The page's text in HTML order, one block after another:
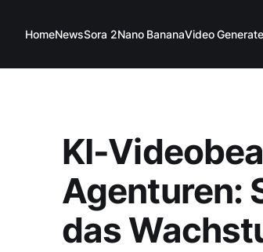
HomeNewsSora 2Nano BananaVideo
KI-
Agenturen:
das